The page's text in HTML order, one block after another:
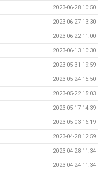
2023-06-28 10:50
2023-06-27 13:30
2023-06-22 11:00
2023-06-13 10:30
2023-05-31 19:59
2023-05-24 15:50
2023-05-22 15:03
2023-05-17 14:39
2023-05-03 16:19
2023-04-28 12:59
2023-04-28 11:34
2023-04-24 11:34